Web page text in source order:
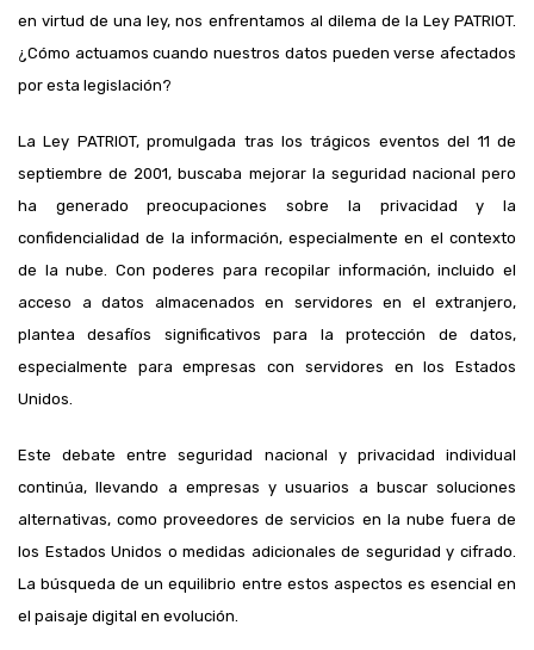
en virtud de una ley, nos enfrentamos al dilema de la Ley PATRIOT.
¿Cómo actuamos cuando nuestros datos pueden verse afectados
por esta legislación?
La Ley PATRIOT, promulgada tras los trágicos eventos del 11 de
septiembre de 2001, buscaba mejorar la seguridad nacional pero
ha generado preocupaciones sobre la privacidad y la
confidencialidad de la información, especialmente en el contexto
de la nube. Con poderes para recopilar información, incluido el
acceso a datos almacenados en servidores en el extranjero,
plantea desafíos significativos para la protección de datos,
especialmente para empresas con servidores en los Estados
Unidos.
Este debate entre seguridad nacional y privacidad individual
continúa, llevando a empresas y usuarios a buscar soluciones
alternativas, como proveedores de servicios en la nube fuera de
los Estados Unidos o medidas adicionales de seguridad y cifrado.
La búsqueda de un equilibrio entre estos aspectos es esencial en
el paisaje digital en evolución.